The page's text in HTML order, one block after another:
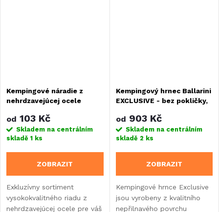
Kempingové náradie z
nehrdzavejúcej ocele
od 103 Kč
Skladem na centrálním
skladě1 ks
ZOBRAZIT
Exkluzívny sortiment
vysokokvalitného riadu z
nehrdzavejúcej ocele pre váš
Kempingový hrnec Ballarini
EXCLUSIVE - bez pokličky,
od 903 Kč
Skladem na centrálním
skladě 2 ks
ZOBRAZIT
Kempingové hrnce Exclusive
jsou vyrobeny z kvalitního
nepřilnavého povrchu